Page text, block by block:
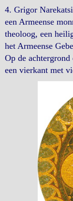
4. Grigor
een Armeense
theoloog, een
het Armeense
Op de
een vierkant met